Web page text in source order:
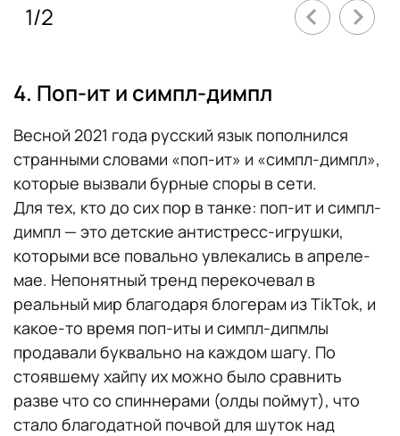
1/2
4. Поп-ит и симпл-димпл
Весной 2021 года русский язык пополнился
странными словами «поп-ит» и «симпл-димпл»,
которые вызвали бурные споры в сети.
Для тех, кто до сих пор в танке: поп-ит и симпл-
димпл — это детские антистресс-игрушки,
которыми все повально увлекались в апреле-
мае. Непонятный тренд перекочевал в
реальный мир благодаря блогерам из TikTok, и
какое-то время поп-иты и симпл-дипмлы
продавали буквально на каждом шагу. По
стоявшему хайпу их можно было сравнить
разве что со спиннерами (олды поймут), что
стало благодатной почвой для шуток над